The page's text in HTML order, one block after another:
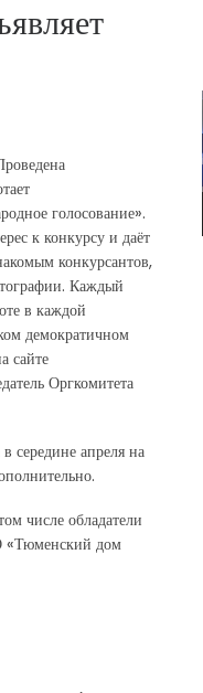
голосование».
к конкурсу и даёт
конкурсантов,
Каждый
в каждой
демократичном
сайте
Оргкомитета
середине апреля на
числе обладатели
«Тюменский дом